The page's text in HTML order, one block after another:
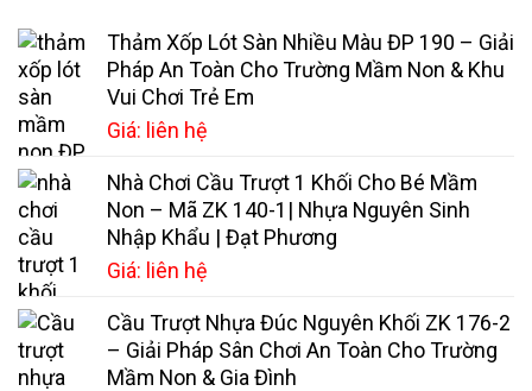
Thảm Xốp Lót Sàn Nhiều Màu ĐP 190 – Giải
Pháp An Toàn Cho Trường Mầm Non & Khu
Vui Chơi Trẻ Em
Giá: liên hệ
Nhà Chơi Cầu Trượt 1 Khối Cho Bé Mầm
Non – Mã ZK 140-1| Nhựa Nguyên Sinh
Nhập Khẩu | Đạt Phương
Giá: liên hệ
Cầu Trượt Nhựa Đúc Nguyên Khối ZK 176-2
– Giải Pháp Sân Chơi An Toàn Cho Trường
Mầm Non & Gia Đình